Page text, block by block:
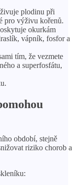
plodinu při
pro výživu kořenů.
okurkám
vápník, fosfor a
tím, že vezmete
a superfosfátu,
období, stejně
riziko chorob a